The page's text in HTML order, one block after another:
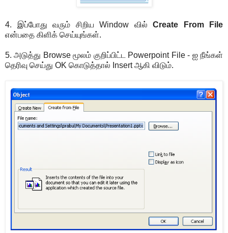
4. இப்போது வரும் சிறிய Window வில் Create From File
என்பதை கிளிக் செய்யுங்கள்.
5. அடுத்து Browse மூலம் குறிப்பிட்ட Powerpoint File - ஐ நீங்கள்
தெரிவு செய்து OK கொடுத்தால் Insert ஆகி விடும்.